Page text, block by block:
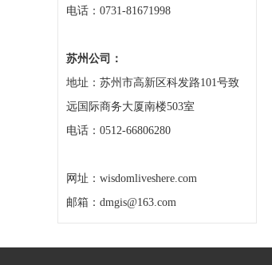
电话：0731-81671998
苏州公司：
地址：苏州市高新区科发路101号致
远国际商务大厦南楼503室
电话：0512-66806280
网址：wisdomliveshere.com
邮箱：dmgis@163.com